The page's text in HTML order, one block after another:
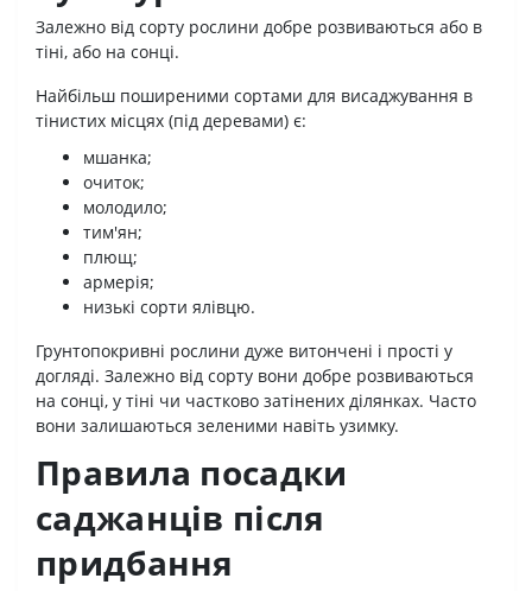
Залежно від сорту рослини добре розвиваються або в
тіні, або на сонці.
Найбільш поширеними сортами для висаджування в
тінистих місцях (під деревами) є:
мшанка;
очиток;
молодило;
тим'ян;
плющ;
армерія;
низькі сорти ялівцю.
Грунтопокривні рослини дуже витончені і прості у
догляді. Залежно від сорту вони добре розвиваються
на сонці, у тіні чи частково затінених ділянках. Часто
вони залишаються зеленими навіть узимку.
Правила посадки
саджанців після
придбання